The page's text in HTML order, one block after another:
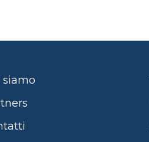
siamo